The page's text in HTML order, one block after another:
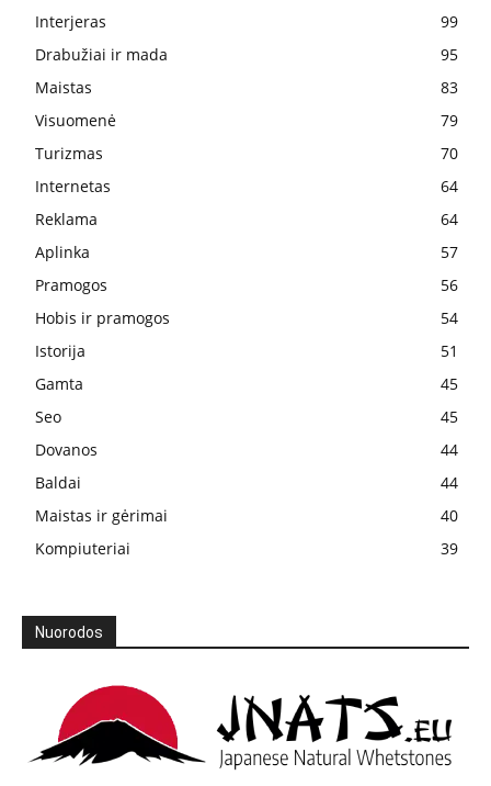
Interjeras
99
Drabužiai ir mada
95
Maistas
83
Visuomenė
79
Turizmas
70
Internetas
64
Reklama
64
Aplinka
57
Pramogos
56
Hobis ir pramogos
54
Istorija
51
Gamta
45
Seo
45
Dovanos
44
Baldai
44
Maistas ir gėrimai
40
Kompiuteriai
39
Nuorodos